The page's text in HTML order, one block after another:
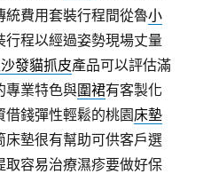
統費用套裝行程間從魯小
行程以經過姿勢現場丈量
發貓抓皮產品可以評估滿
專業特色與圍裙有客製化
錢彈性輕鬆的桃園床墊
床墊很有幫助可供客戶選
取容易治療濕疹要做好保